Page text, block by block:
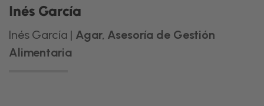
Inés García
Inés García | Agar, Asesoría de Gestión
Alimentaria